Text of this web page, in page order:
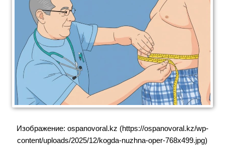
Изображение: ospanovoral.kz (https://ospanovoral.kz/wp-
content/uploads/2025/12/kogda-nuzhna-oper-768x499.jpg)